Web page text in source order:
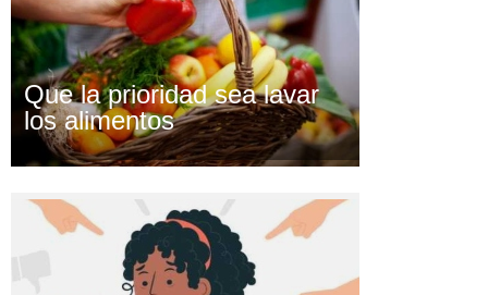
Que la prioridad sea lavar
los alimentos